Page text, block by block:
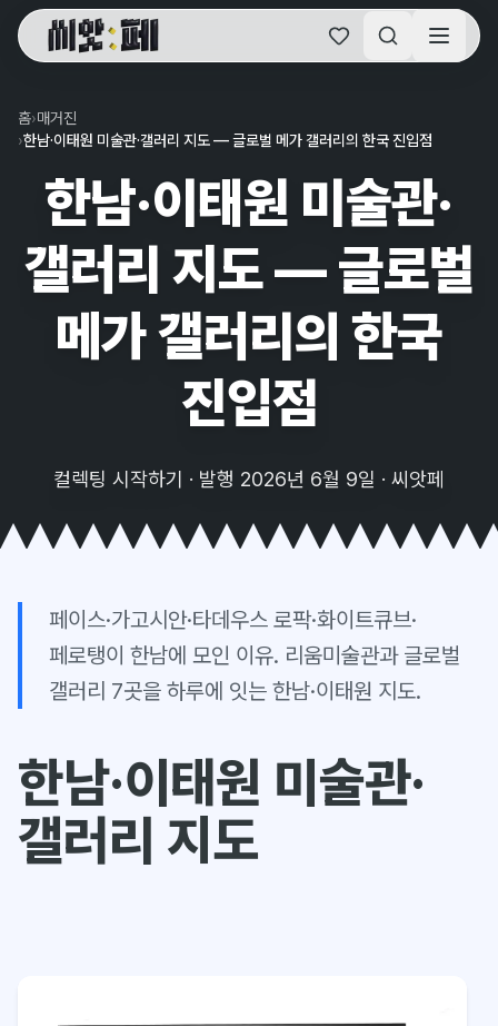
씨앗페 온라인 홈
홈›매거진
›한남·이태원 미술관·갤러리 지도 — 글로벌 메가 갤러리의 한국 진입점
한남·이태원 미술관·
갤러리 지도 — 글로벌
메가 갤러리의 한국
진입점
컬렉팅 시작하기 · 발행 2026년 6월 9일 · 씨앗페
페이스·가고시안·타데우스 로팍·화이트큐브·
페로탱이 한남에 모인 이유. 리움미술관과 글로벌
갤러리 7곳을 하루에 잇는 한남·이태원 지도.
한남·이태원 미술관·
갤러리 지도